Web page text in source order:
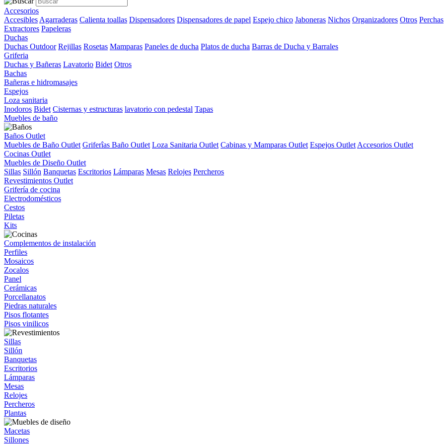
Accesorios
Accesibles Agarraderas Calienta toallas Dispensadores Dispensadores de papel Espejo chico Jaboneras Nichos Organizadores Otros Perchas
Extractores Papeleras
Duchas
Duchas Outdoor Rejillas Rosetas Mamparas Paneles de ducha Platos de ducha Barras de Ducha y Barrales
Griferia
Duchas y Bañeras Lavatorio Bidet Otros
Bachas
Bañeras e hidromasajes
Espejos
Loza sanitaria
Inodoros Bidet Cisternas y estructuras lavatorio con pedestal Tapas
Muebles de baño
Baños Outlet
Muebles de Baño Outlet Griferîas Baño Outlet Loza Sanitaria Outlet Cabinas y Mamparas Outlet Espejos Outlet Accesorios Outlet
Cocinas Outlet
Muebles de Diseño Outlet
Sillas Sillón Banquetas Escritorios Lámparas Mesas Relojes Percheros
Revestimientos Outlet
Grifería de cocina
Electrodomésticos
Cestos
Piletas
Kits
Complementos de instalación
Perfiles
Mosaicos
Zocalos
Panel
Cerámicas
Porcellanatos
Piedras naturales
Pisos flotantes
Pisos vinilicos
Sillas
Sillón
Banquetas
Escritorios
Lámparas
Mesas
Relojes
Percheros
Plantas
Macetas
Sillones